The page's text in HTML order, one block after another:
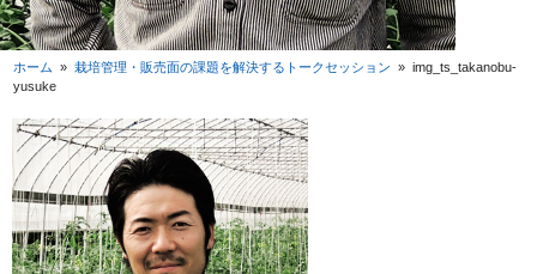
ホーム »栽培管理・販売面の課題を解決するトークセッション »img_ts_takanobu-
yusuke